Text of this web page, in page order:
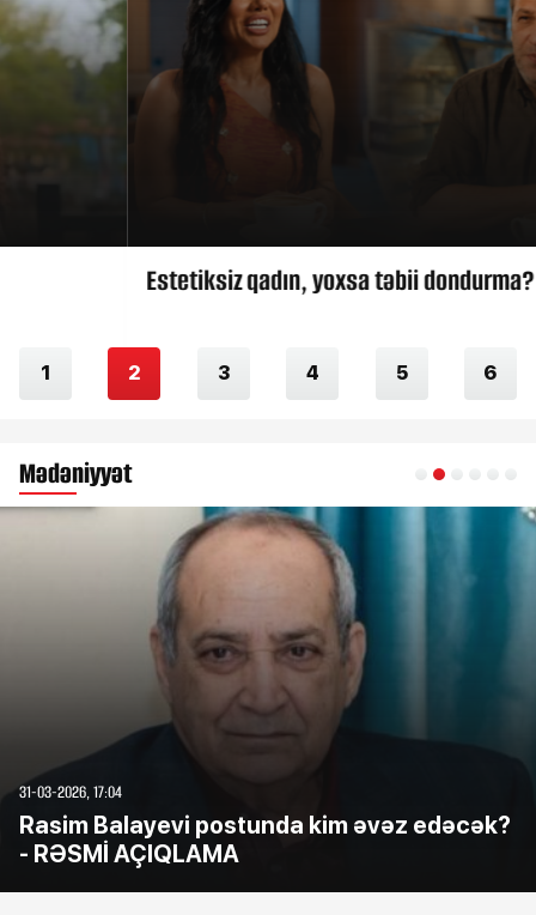
Estetiksiz qadın, yoxsa təbii dondurma?
1 2 3 4 5 6
Mədəniyyət
31-03-2026, 17:04
Rasim Balayevi postunda kim əvəz edəcək?
- RƏSMİ AÇIQLAMA